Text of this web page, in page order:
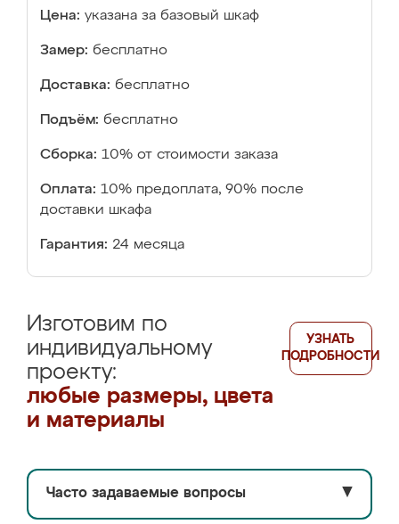
Цена: указана за базовый шкаф
Замер: бесплатно
Доставка: бесплатно
Подъём: бесплатно
Сборка: 10% от стоимости заказа
Оплата: 10% предоплата, 90% после
доставки шкафа
Гарантия: 24 месяца
Изготовим по
индивидуальному
проекту:
любые размеры, цвета
и материалы
УЗНАТЬ
ПОДРОБНОСТИ
Часто задаваемые вопросы ▼